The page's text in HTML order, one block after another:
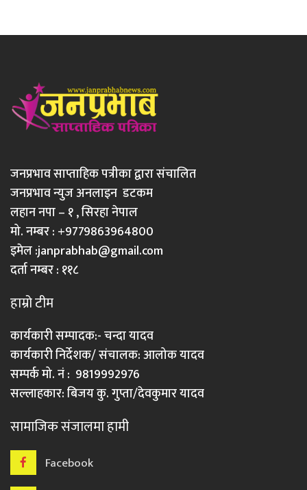
जनप्रभाव साप्ताहिक पत्रीका द्वारा संचालित
जनप्रभाव न्युज अनलाइन डटकम
लहान नपा – १ , सिरहा नेपाल
मो. नम्बर : +9779863964800
इमेल :janprabhab@gmail.com
दर्ता नम्बर : ११८
हाम्रो टीम
कार्यकारी सम्पादक:- चन्दा यादव
कार्यकारी निर्देशक/ संचालक: आलोक यादव
सम्पर्क मो. नं : 9819992976
सल्लाहकार: बिजय कु. गुप्ता/देवकुमार यादव
सामाजिक संजालमा हामी
Facebook